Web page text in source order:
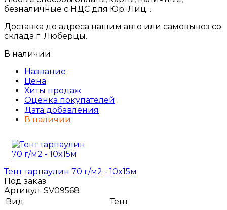
безналичные с НДС для Юр. Лиц. .
Доставка до адреса нашим авто или самовывоз со
склада г. Люберцы.
В наличии
Название
Цена
Хиты продаж
Оценка покупателей
Дата добавления
В наличии
Тент тарпаулин 70 г/м2 - 10x15м
Под заказ
Артикул: SV09568
Вид
Тент